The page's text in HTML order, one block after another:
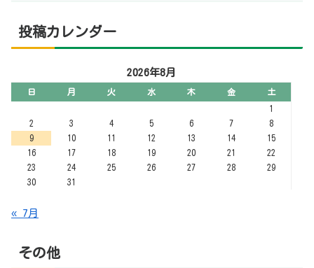
投稿カレンダー
2026年8月
日 月 火 水 木 金
土
1
2
3 4 5 6 7
8
9
10 11 12 13 14
15
16
17 18 19 20 21
22
23
24 25 26 27 28
29
30
31
« 7月
その他